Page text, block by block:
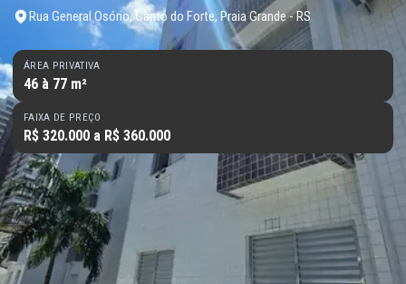
Rua General Osório, Canto do Forte, Praia Grande - RS
ÁREA PRIVATIVA
46 à 77 m²
FAIXA DE PREÇO
R$ 320.000 a R$ 360.000